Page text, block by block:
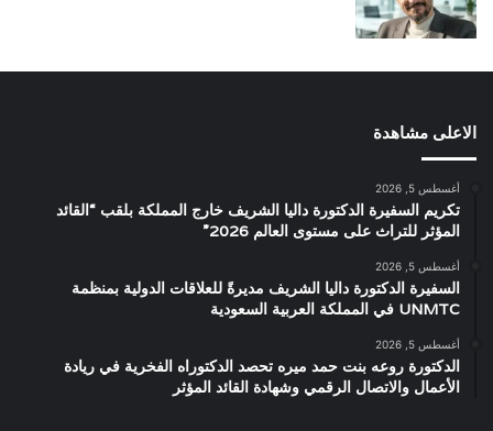
الاعلى مشاهدة
أغسطس 5, 2026
تكريم السفيرة الدكتورة داليا الشريف خارج المملكة بلقب “القائد
المؤثر للتراث على مستوى العالم 2026”
أغسطس 5, 2026
السفيرة الدكتورة داليا الشريف مديرةً للعلاقات الدولية بمنظمة
UNMTC في المملكة العربية السعودية
أغسطس 5, 2026
الدكتورة روعه بنت حمد ميره تحصد الدكتوراه الفخرية في ريادة
الأعمال والاتصال الرقمي وشهادة القائد المؤثر